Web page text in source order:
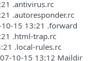
.antivirus.rc
.autoresponder.rc
15 13:21 .forward
.html-trap.rc
.local-rules.rc
10-15 13:12 Maildir